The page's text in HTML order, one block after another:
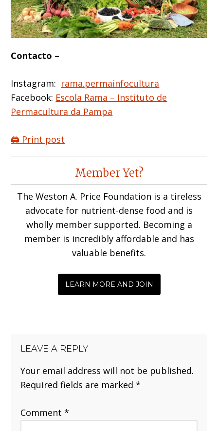
Contacto –
Instagram: rama.permainfocultura
Facebook: Escola Rama – Instituto de
Permacultura da Pampa
🖨️ Print post
InteractionsMember Yet?
The Weston A. Price Foundation is a tireless
advocate for nutrient-dense food and is
wholly member supported. Becoming a
member is incredibly affordable and has
valuable benefits.
LEARN MORE AND JOIN
LEAVE A REPLY
Your email address will not be published.
Required fields are marked*
Comment*